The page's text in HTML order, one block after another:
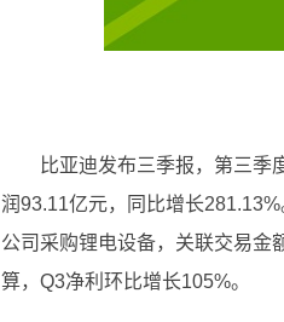
比亚迪发布三季报，第三季
润93.11亿元，同比增长
公司采购锂电设备，关联交易金
算，Q3净利环比增长105%。